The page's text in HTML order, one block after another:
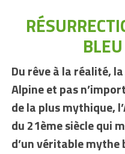
Du rêve à la réalité,
Alpine et pas
de la plus mythique,
du 21ème siècle qui
d’un véritable mythe